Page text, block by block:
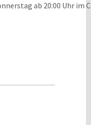
ab 20:00 Uhr im